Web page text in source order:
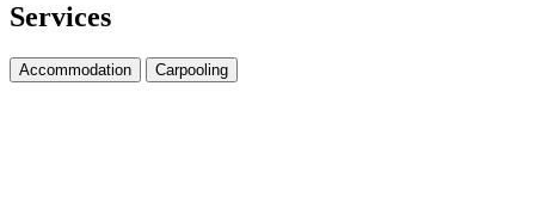
Services
Accommodation Carpooling